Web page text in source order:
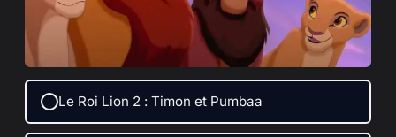
Le Roi Lion 2 : Timon et Pumbaa